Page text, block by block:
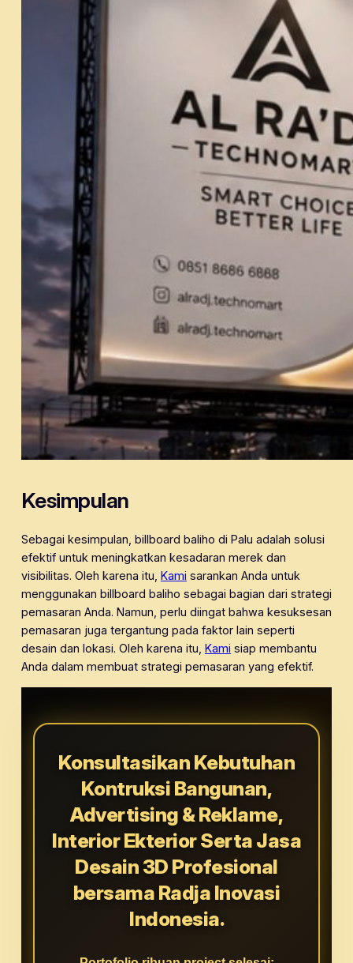
Kesimpulan
Sebagai kesimpulan, billboard baliho di Palu adalah solusi
efektif untuk meningkatkan kesadaran merek dan
visibilitas. Oleh karena itu, Kami sarankan Anda untuk
menggunakan billboard baliho sebagai bagian dari strategi
pemasaran Anda. Namun, perlu diingat bahwa kesuksesan
pemasaran juga tergantung pada faktor lain seperti
desain dan lokasi. Oleh karena itu, Kami siap membantu
Anda dalam membuat strategi pemasaran yang efektif.
Konsultasikan Kebutuhan
Kontruksi Bangunan,
Advertising & Reklame,
Interior Ekterior Serta Jasa
Desain 3D Profesional
bersama Radja Inovasi
Indonesia.